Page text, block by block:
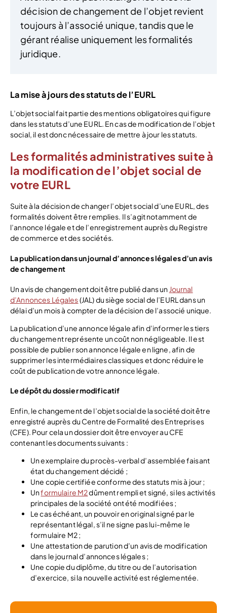
décision de changement de l’objet revient
toujours à l’associé unique, tandis que le
gérant réalise uniquement les formalités
juridique.
La mise à jours des statuts de l’EURL
L’objet social fait partie des mentions obligatoires qui figure
dans les statuts d’une EURL. En cas de modification de l’objet
social, il est donc nécessaire de mettre à jour les statuts.
Les formalités administratives suite à
la modification de l’objet social de
votre EURL
Suite à la décision de changer l’objet social d’une EURL, des
formalités doivent être remplies. Il s’agit notamment de
l’annonce légale et de l’enregistrement auprès du Registre
de commerce et des sociétés.
La publication dans un journal d’annonces légales d’un avis
de changement
Un avis de changement doit être publié dans un Journal
d’Annonces Légales(JAL) du siège social de l’EURL dans un
délai d’un mois à compter de la décision de l’associé unique.
La publication d’une annonce légale afin d’informer les tiers
du changement représente un coût non négligeable. Il est
possible de publier son annonce légale en ligne, afin de
supprimer les intermédiaires classiques et donc réduire le
coût de publication de votre annonce légale.
Le dépôt du dossier modificatif
Enfin, le changement de l’objet social de la société doit être
enregistré auprès du Centre de Formalité des Entreprises
(CFE). Pour cela un dossier doit être envoyer au CFE
contenant les documents suivants :
Un exemplaire du procès-verbal d’assemblée faisant
état du changement décidé ;
Une copie certifiée conforme des statuts mis à jour ;
Unformulaire M2dûment rempli et signé, si les activités
principales de la société ont été modifiées ;
Le cas échéant, un pouvoir en original signé par le
représentant légal, s’il ne signe pas lui-même le
formulaire M2 ;
Une attestation de parution d’un avis de modification
dans le journal d’annonces légales ;
Une copie du diplôme, du titre ou de l’autorisation
d’exercice, si la nouvelle activité est réglementée.